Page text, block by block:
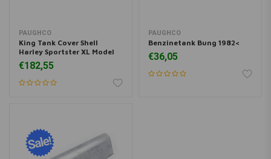
PAUGHCO
King Tank Cover Shell
Harley Sportster XL Model
€182,55
PAUGHCO
Benzinetank Bung 1982<
€36,05